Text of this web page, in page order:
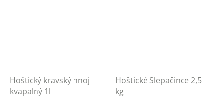
Hoštický kravský hnoj
kvapalný 1l
Hoštické Slepačince 2,5
kg